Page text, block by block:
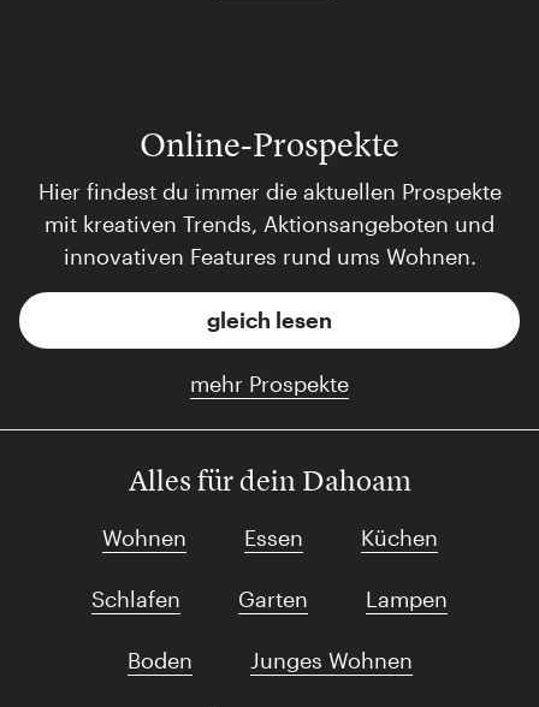
Online-Prospekte
Hier findest du immer die aktuellen Prospekte
mit kreativen Trends, Aktionsangeboten und
innovativen Features rund ums Wohnen.
gleich lesen
mehr Prospekte
Alles für dein Dahoam
Wohnen Essen Küchen
Schlafen Garten Lampen
Boden Junges Wohnen